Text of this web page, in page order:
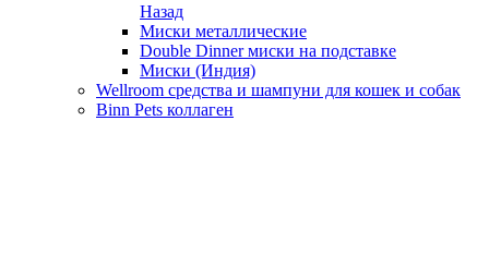
Назад
Миски металлические
Double Dinner миски на подставке
Миски (Индия)
Wellroom средства и шампуни для кошек и собак
Binn Pets коллаген